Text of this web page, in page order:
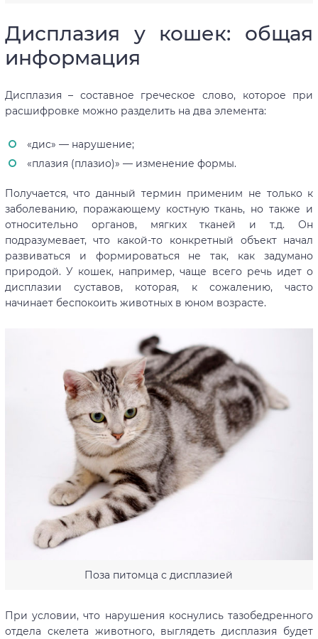
Дисплазия у кошек: общая
информация
Дисплазия – составное греческое слово, которое при
расшифровке можно разделить на два элемента:
«дис» — нарушение;
«плазия (плазио)» — изменение формы.
Получается, что данный термин применим не только к
заболеванию, поражающему костную ткань, но также и
относительно органов, мягких тканей и т.д. Он
подразумевает, что какой-то конкретный объект начал
развиваться и формироваться не так, как задумано
природой. У кошек, например, чаще всего речь идет о
дисплазии суставов, которая, к сожалению, часто
начинает беспокоить животных в юном возрасте.
Поза питомца с дисплазией
При условии, что нарушения коснулись тазобедренного
отдела скелета животного, выглядеть дисплазия будет